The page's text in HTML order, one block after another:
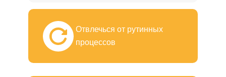
Отвлечься от рутинных
процессов